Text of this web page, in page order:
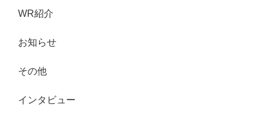
WR紹介
お知らせ
その他
インタビュー